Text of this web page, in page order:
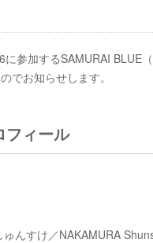
に参加するSAMURAI BLUE
でお知らせします。
フィール
んすけ／NAKAMURA